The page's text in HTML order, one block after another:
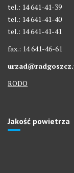
tel.: 14 641-41-39
tel.: 14 641-41-40
tel.: 14 641-41-41
fax.: 14 641-46-61
RODO
Jakość powietrza